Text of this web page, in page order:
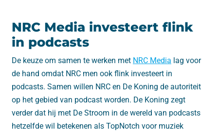
NRC Media investeert flink
in podcasts
De keuze om samen te werken met NRC Media lag voor
de hand omdat NRC men ook flink investeert in
podcasts. Samen willen NRC en De Koning de autoriteit
op het gebied van podcast worden. De Koning zegt
verder dat hij met De Stroom in de wereld van podcasts
hetzelfde wil betekenen als TopNotch voor muziek